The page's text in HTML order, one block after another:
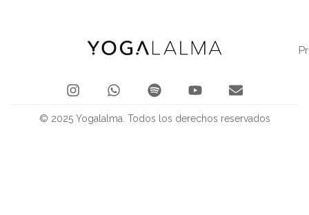
© 2025 Yogalalma. Todos los derechos reservados